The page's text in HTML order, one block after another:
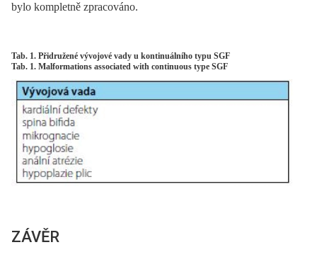
bylo kompletně zpracováno.
Tab. 1. Přidružené vývojové vady u kontinuálního typu SGF
Tab. 1. Malformations associated with continuous type SGF
ZÁVĚR